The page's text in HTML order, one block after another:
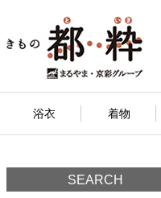
浴衣 着物
SEARCH